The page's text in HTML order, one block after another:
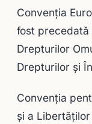
Convenţia
fost precedată
Drepturilor
Drepturilor şi
Convenţia
şi a